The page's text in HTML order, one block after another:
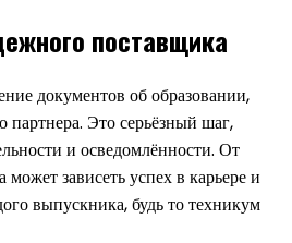
поставщика
документов об образовании,
партнера. Это серьёзный шаг,
и осведомлённости. От
зависеть успех в карьере и
выпускника, будь то техникум